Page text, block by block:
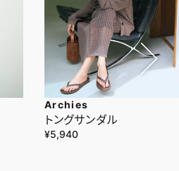
Archies
トングサンダル
¥5,940